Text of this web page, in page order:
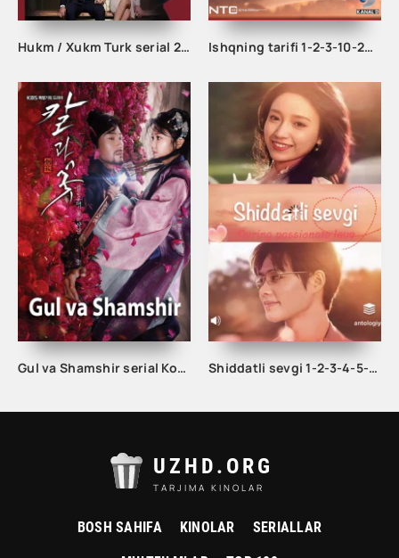
Hukm / Xukm Turk serial 203. 204. 205. 206. 207. 208. 209. 210. 211. 212. 213. 214. 215 Qism Uzbek tilida Hukim Xukim Barcha qismlari Ishqning tarifi 1-2-3-10-20-30-40-50-60-70-100 qism turk serial Uzbek tilida Barcha qismlar
Gul va Shamshir serial Korea Barcha qismlar Uzbek tilida / Гул ва Шамшир сериал Кореа Барча қисмлар Узбек тилида Shiddatli sevgi 1-2-3-4-5-6-7-10-20-30-50-60-70-80-90-100 Qism drama koreya seriali uzbek tilida Barcha qismlar
UZHD.ORG
TARJIMA KINOLAR
BOSH SAHIFA KINOLAR SERIALLAR